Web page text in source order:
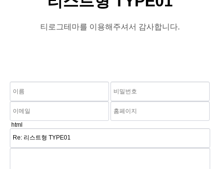
티로그테마를 이용해주셔서 감사합니다.
html